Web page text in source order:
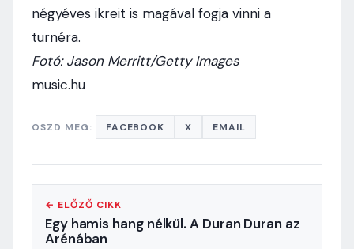
négyéves ikreit is magával fogja vinni a
turnéra.
Fotó: Jason Merritt/Getty Images
music.hu
OSZD MEG: FACEBOOK X EMAIL
← ELŐZŐ CIKK
Egy hamis hang nélkül. A Duran Duran az
Arénában